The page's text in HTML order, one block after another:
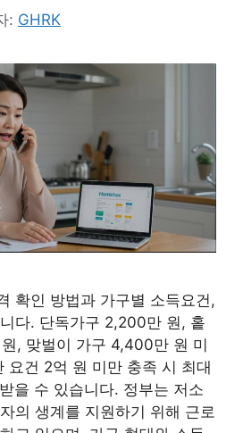
: GHRK
확인 방법과 가구별 소득요건,
다. 단독가구 2,200만 원, 홑
, 맞벌이 가구 4,400만 원 미
요건 2억 원 미만 충족 시 최대
을 수 있습니다. 정부는 저소
의 생계를 지원하기 위해 근로